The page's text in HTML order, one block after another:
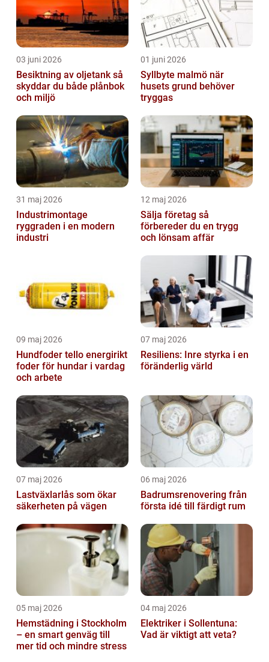
03 juni 2026
Besiktning av oljetank så
skyddar du både plånbok
och miljö
01 juni 2026
Syllbyte malmö när
husets grund behöver
tryggas
31 maj 2026
Industrimontage
ryggraden i en modern
industri
12 maj 2026
Sälja företag så
förbereder du en trygg
och lönsam affär
09 maj 2026
Hundfoder tello energirikt
foder för hundar i vardag
och arbete
07 maj 2026
Resiliens: Inre styrka i en
föränderlig värld
07 maj 2026
Lastväxlarlås som ökar
säkerheten på vägen
06 maj 2026
Badrumsrenovering från
första idé till färdigt rum
05 maj 2026
Hemstädning i Stockholm
– en smart genväg till
mer tid och mindre stress
04 maj 2026
Elektriker i Sollentuna:
Vad är viktigt att veta?